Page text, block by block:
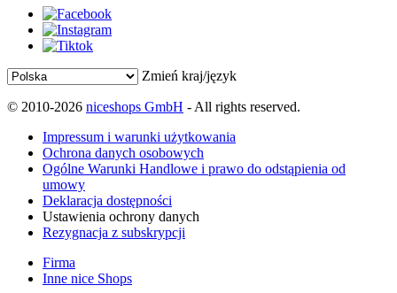
Zmień kraj/język
© 2010-2026 niceshops GmbH - All rights reserved.
Impressum i warunki użytkowania
Ochrona danych osobowych
Ogólne Warunki Handlowe i prawo do odstąpienia od
umowy
Deklaracja dostępności
Ustawienia ochrony danych
Rezygnacja z subskrypcji
Firma
Inne nice Shops